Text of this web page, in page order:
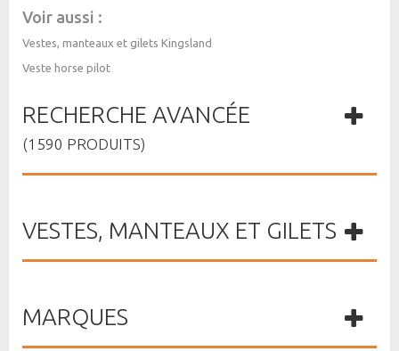
Voir aussi :
Vestes, manteaux et gilets Kingsland
Veste horse pilot
RECHERCHE AVANCÉE
(1590 PRODUITS)
VESTES, MANTEAUX ET GILETS
MARQUES